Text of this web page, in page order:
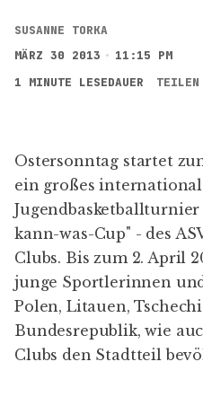
SUSANNE TORKA
MÄRZ 30 2013
11:15 PM
1 MINUTE LESEDAUER
TEILEN
Ostersonntag startet
ein großes
kann-was-Cup" - des
Clubs. Bis zum 2. April
junge Sportlerinnen
Polen, Litauen,
Bundesrepublik, wie
Clubs den Stadtteil